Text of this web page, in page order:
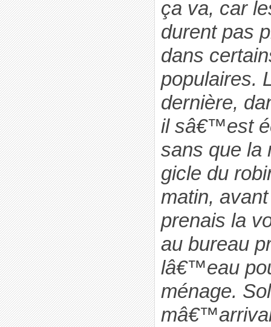
ça va, car
durent pas
dans
populaires.
dernière,
il sâ€™est
sans que la
gicle du
matin,
prenais la
au bureau
lâ€™eau
ménage.